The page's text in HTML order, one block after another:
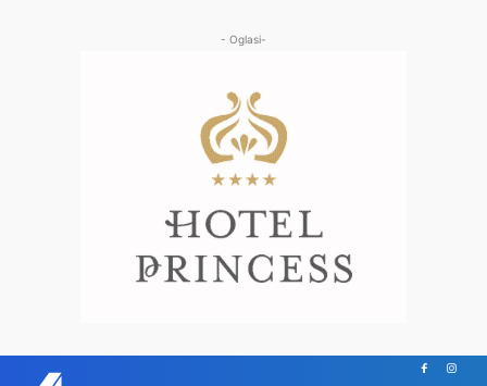
- Oglasi-